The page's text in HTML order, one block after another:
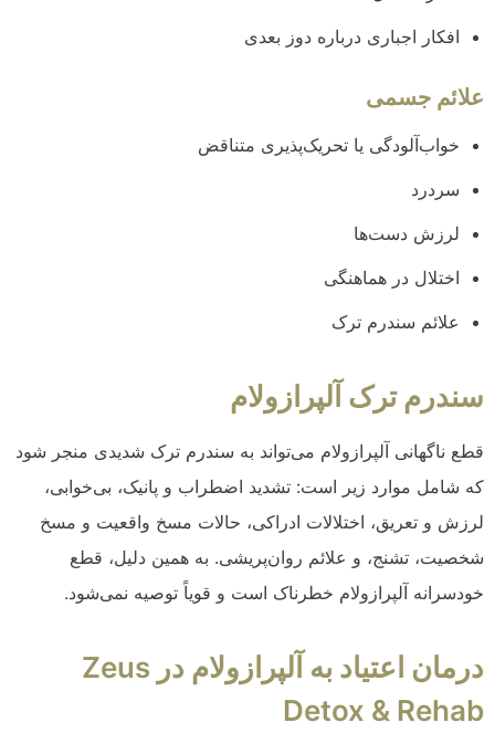
افکار اجباری درباره دوز بعدی
علائم جسمی
خواب‌آلودگی یا تحریک‌پذیری متناقض
سردرد
لرزش دست‌ها
اختلال در هماهنگی
علائم سندرم ترک
سندرم ترک آلپرازولام
قطع ناگهانی آلپرازولام می‌تواند به سندرم ترک شدیدی منجر شود
که شامل موارد زیر است: تشدید اضطراب و پانیک، بی‌خوابی،
لرزش و تعریق، اختلالات ادراکی، حالات مسخ واقعیت و مسخ
شخصیت، تشنج، و علائم روان‌پریشی. به همین دلیل، قطع
خودسرانه آلپرازولام خطرناک است و قویاً توصیه نمی‌شود.
درمان اعتیاد به آلپرازولام در Zeus
Detox & Rehab